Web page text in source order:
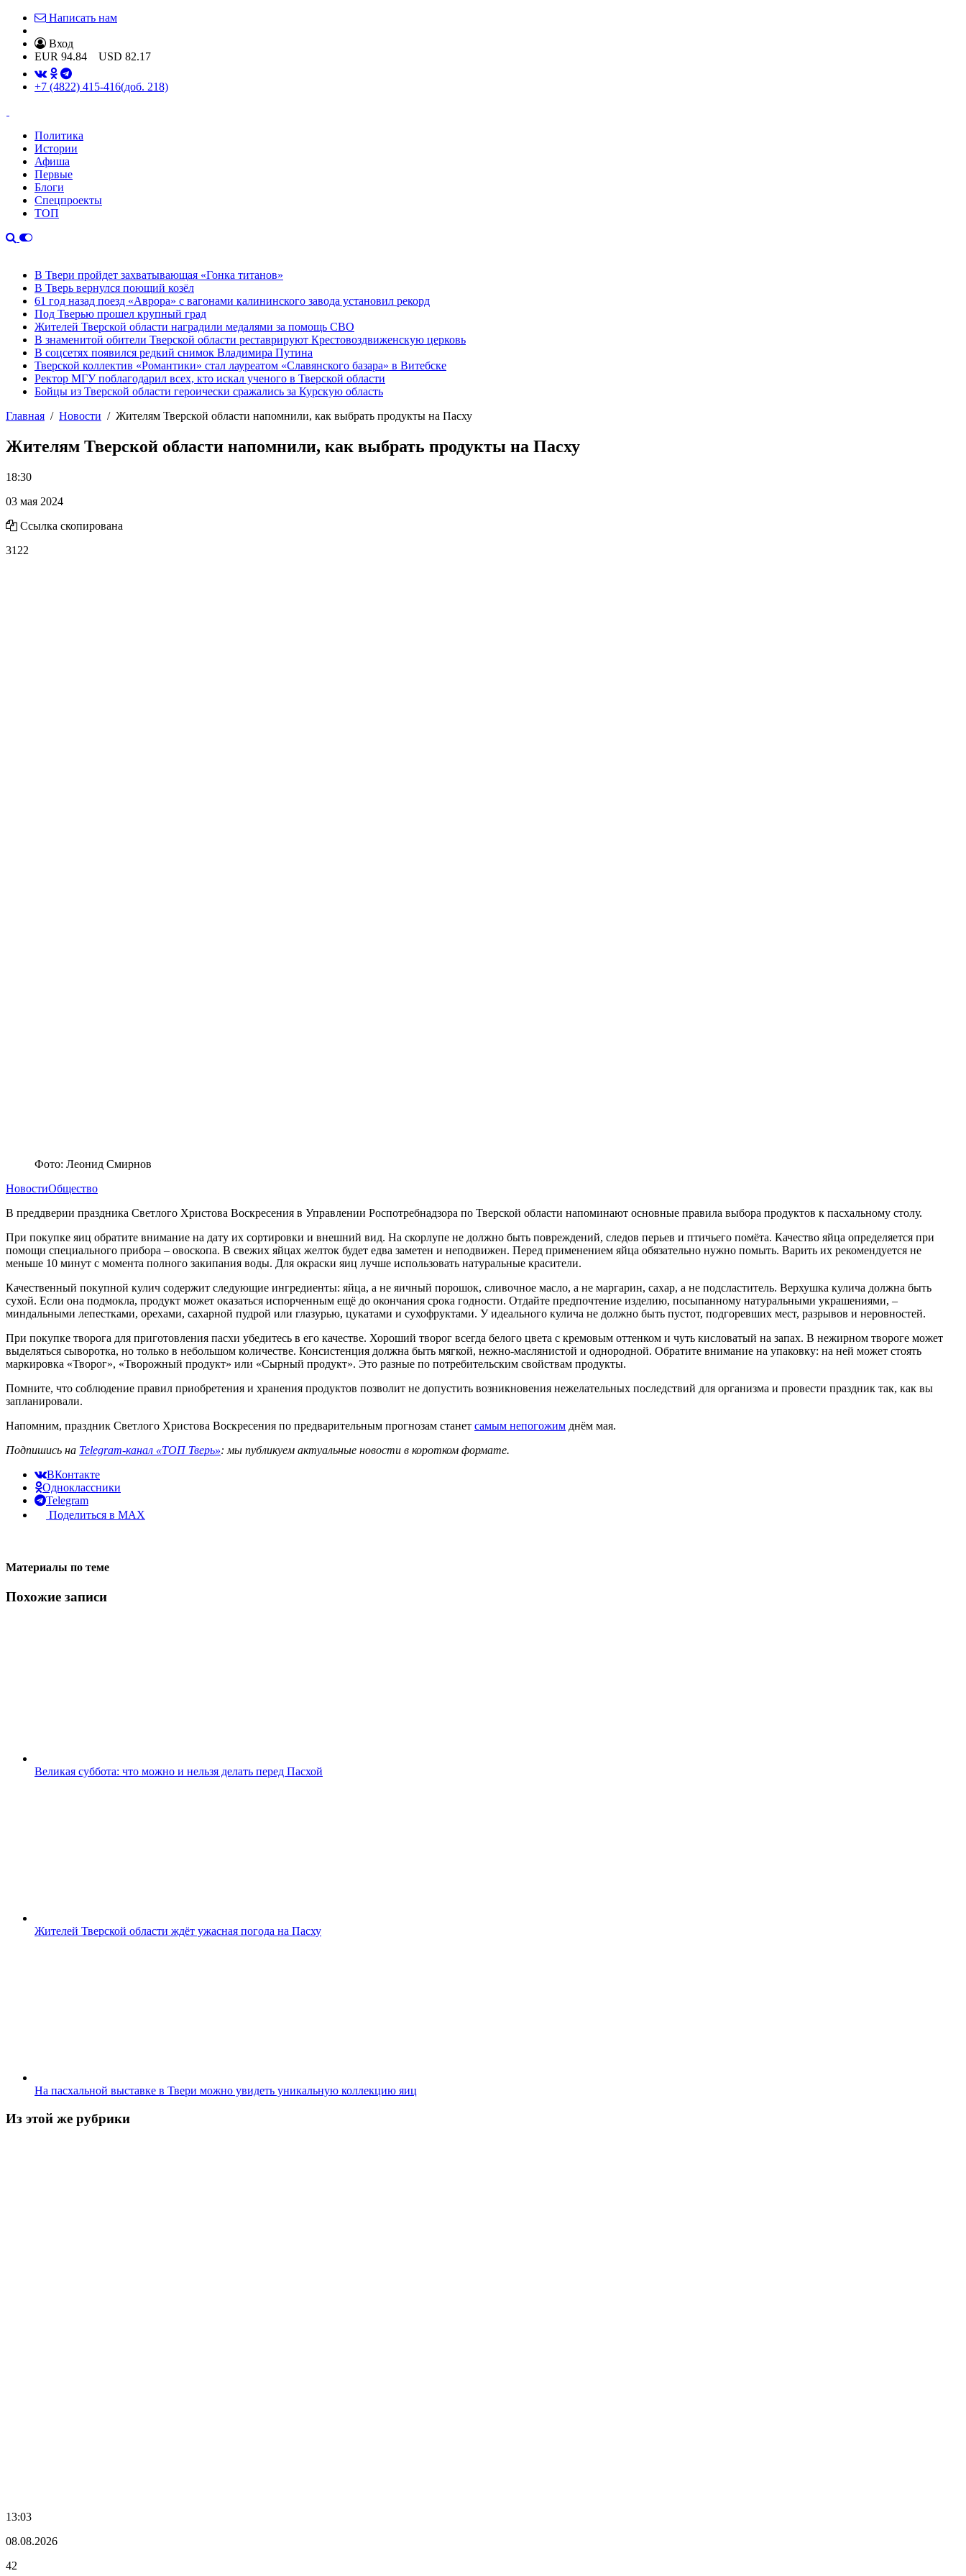
Написать нам
Вход
EUR 94.84 USD 82.17
+7 (4822) 415-416(доб. 218)
Политика
Истории
Афиша
Первые
Блоги
Спецпроекты
ТОП
В Твери пройдет захватывающая «Гонка титанов»
В Тверь вернулся поющий козёл
61 год назад поезд «Аврора» с вагонами калининского завода установил рекорд
Под Тверью прошел крупный град
Жителей Тверской области наградили медалями за помощь СВО
В знаменитой обители Тверской области реставрируют Крестовоздвиженскую церковь
В соцсетях появился редкий снимок Владимира Путина
Тверской коллектив «Романтики» стал лауреатом «Славянского базара» в Витебске
Ректор МГУ поблагодарил всех, кто искал ученого в Тверской области
Бойцы из Тверской области героически сражались за Курскую область
Главная
Новости Жителям Тверской области напомнили, как выбрать продукты на Пасху
Жителям Тверской области напомнили, как выбрать продукты на Пасху
18:30
03 мая 2024
Ссылка скопирована
3122
Фото: Леонид Смирнов
НовостиОбщество
В преддверии праздника Светлого Христова Воскресения в Управлении Роспотребнадзора по Тверской области напоминают основные правила выбора продуктов к пасхальному столу.
При покупке яиц обратите внимание на дату их сортировки и внешний вид. На скорлупе не должно быть повреждений, следов перьев и птичьего помёта. Качество яйца определяется при
помощи специального прибора – овоскопа. В свежих яйцах желток будет едва заметен и неподвижен. Перед применением яйца обязательно нужно помыть. Варить их рекомендуется не
меньше 10 минут с момента полного закипания воды. Для окраски яиц лучше использовать натуральные красители.
Качественный покупной кулич содержит следующие ингредиенты: яйца, а не яичный порошок, сливочное масло, а не маргарин, сахар, а не подсластитель. Верхушка кулича должна быть
сухой. Если она подмокла, продукт может оказаться испорченным ещё до окончания срока годности. Отдайте предпочтение изделию, посыпанному натуральными украшениями, –
миндальными лепестками, орехами, сахарной пудрой или глазурью, цукатами и сухофруктами. У идеального кулича не должно быть пустот, подгоревших мест, разрывов и неровностей.
При покупке творога для приготовления пасхи убедитесь в его качестве. Хороший творог всегда белого цвета с кремовым оттенком и чуть кисловатый на запах. В нежирном твороге может
выделяться сыворотка, но только в небольшом количестве. Консистенция должна быть мягкой, нежно-маслянистой и однородной. Обратите внимание на упаковку: на ней может стоять
маркировка «Творог», «Творожный продукт» или «Сырный продукт». Это разные по потребительским свойствам продукты.
Помните, что соблюдение правил приобретения и хранения продуктов позволит не допустить возникновения нежелательных последствий для организма и провести праздник так, как вы
запланировали.
Напомним, праздник Светлого Христова Воскресения по предварительным прогнозам станет самым непогожим днём мая.
Подпишись на Telegram-канал «ТОП Тверь»: мы публикуем актуальные новости в коротком формате.
ВКонтакте
Одноклассники
Telegram
Поделиться в MAX
Материалы по теме
Похожие записи
Великая суббота: что можно и нельзя делать перед Пасхой
Жителей Тверской области ждёт ужасная погода на Пасху
На пасхальной выставке в Твери можно увидеть уникальную коллекцию яиц
Из этой же рубрики
13:03
08.08.2026
42